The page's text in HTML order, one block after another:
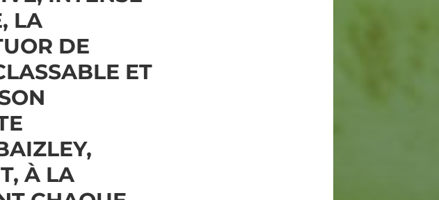
LA
DE
ET
,
À LA